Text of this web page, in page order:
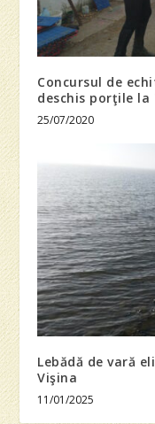
Concursul de
deschis porţile la
25/07/2020
Lebădă de vară
Vişina
11/01/2025